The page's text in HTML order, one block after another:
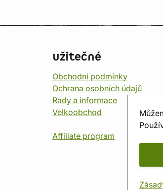
užitečné
Obchodní podmínky
Ochrana osobních údajů
Rady a informace
Velkoobchod
Affiliate program